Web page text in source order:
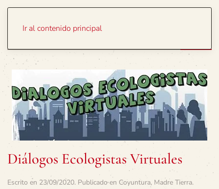
Ir al contenido principal
Diálogos Ecologistas Virtuales
Escrito en 23/09/2020. Publicado en Coyuntura, Madre Tierra.